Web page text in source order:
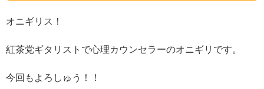
オニギリス！
紅茶党ギタリストで心理カウンセラーのオニギリです。
今回もよろしゅう！！